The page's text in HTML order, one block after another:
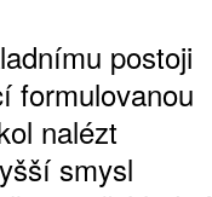
postoji
formulovanou
nalézt
smysl